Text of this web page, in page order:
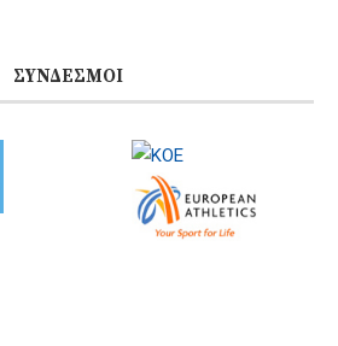
ΣΎΝΔΕΣΜΟΙ